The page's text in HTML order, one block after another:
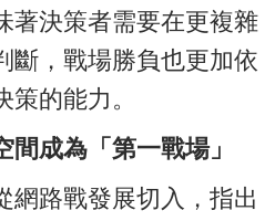
著決策者需要在更複雜
斷，戰場勝負也更加依
的能力。
成為「第一戰場」
網路戰發展切入，指出